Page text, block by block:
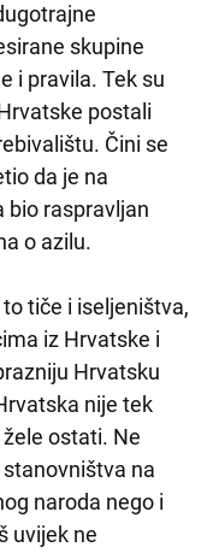
skupine
i pravila. Tek su
postali
Čini se
da je na
bio raspravljan
o azilu.
tiče i iseljeništva,
iz Hrvatske i
Hrvatsku
nije tek
ostati. Ne
na
naroda nego i
uvijek ne